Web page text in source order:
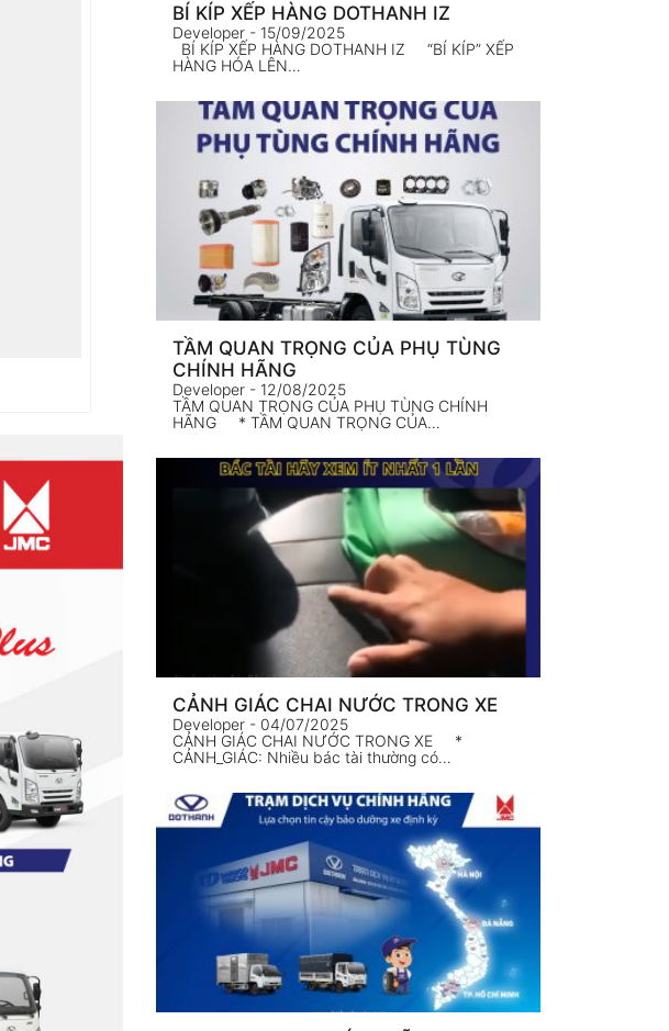
BÍ KÍP XẾP HÀNG DOTHANH IZ
Developer - 15/09/2025
BÍ KÍP XẾP HÀNG DOTHANH IZ “BÍ KÍP” XẾP
HÀNG HÓA LÊN…
TẦM QUAN TRỌNG CỦA PHỤ TÙNG
CHÍNH HÃNG
Developer - 12/08/2025
TẦM QUAN TRỌNG CỦA PHỤ TÙNG CHÍNH
HÃNG * TẦM QUAN TRỌNG CỦA…
CẢNH GIÁC CHAI NƯỚC TRONG XE
Developer - 04/07/2025
CẢNH GIÁC CHAI NƯỚC TRONG XE *
CẢNH_GIÁC: Nhiều bác tài thường có…